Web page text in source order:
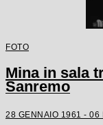
FOTO
Mina in sala
Sanremo
28 GENNAIO 1961 - 06